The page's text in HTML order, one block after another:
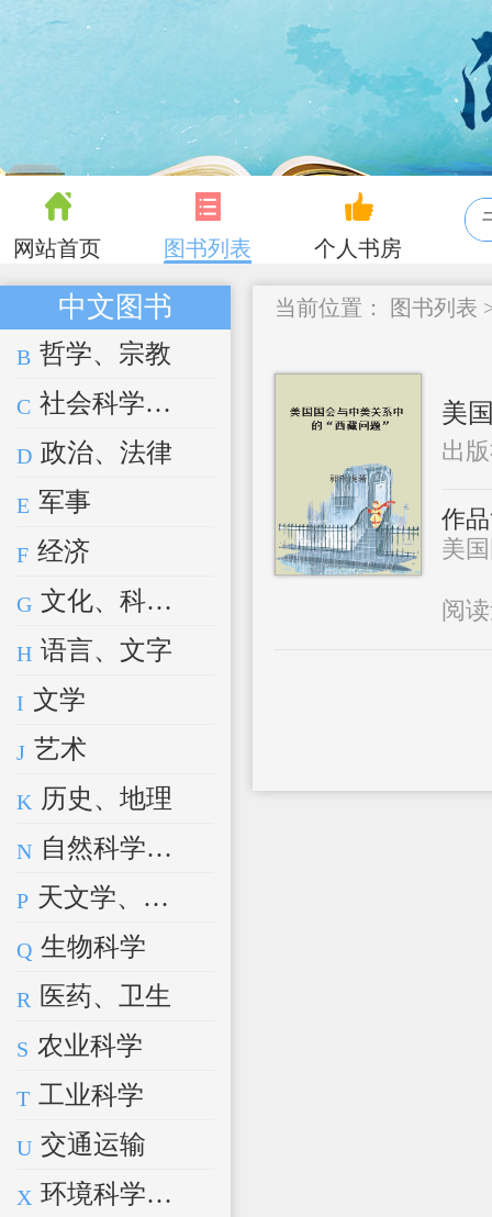
网站首页 图书列表 个人书房
中文图书
B 哲学、宗教
C 社会科学总论
D 政治、法律
E 军事
F 经济
G 文化、科学、教育、体育
H 语言、文字
I 文学
J 艺术
K 历史、地理
N 自然科学总论
P 天文学、地球科学
Q 生物科学
R 医药、卫生
S 农业科学
T 工业科学
U 交通运输
X 环境科学、安全科学
当前位置： 图书列表
美
出
作
美
阅